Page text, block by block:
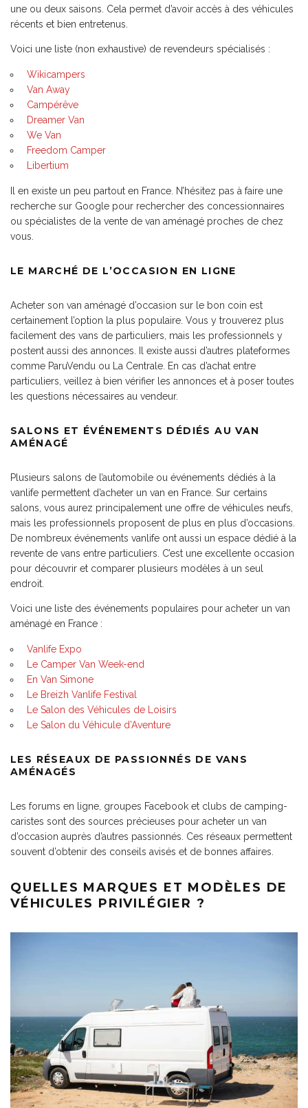
une ou deux saisons. Cela permet d’avoir accès à des véhicules
récents et bien entretenus.
Voici une liste (non exhaustive) de revendeurs spécialisés :
Wikicampers
Van Away
Campérêve
Dreamer Van
We Van
Freedom Camper
Libertium
Il en existe un peu partout en France. N’hésitez pas à faire une
recherche sur Google pour rechercher des concessionnaires
ou spécialistes de la vente de van aménagé proches de chez
vous.
LE MARCHÉ DE L’OCCASION EN LIGNE
Acheter son van aménagé d’occasion sur le bon coin est
certainement l’option la plus populaire. Vous y trouverez plus
facilement des vans de particuliers, mais les professionnels y
postent aussi des annonces. Il existe aussi d’autres plateformes
comme ParuVendu ou La Centrale. En cas d’achat entre
particuliers, veillez à bien vérifier les annonces et à poser toutes
les questions nécessaires au vendeur.
SALONS ET ÉVÉNEMENTS DÉDIÉS AU VAN
AMÉNAGÉ
Plusieurs salons de l’automobile ou événements dédiés à la
vanlife permettent d’acheter un van en France. Sur certains
salons, vous aurez principalement une offre de véhicules neufs,
mais les professionnels proposent de plus en plus d’occasions.
De nombreux événements vanlife ont aussi un espace dédié à la
revente de vans entre particuliers. C’est une excellente occasion
pour découvrir et comparer plusieurs modèles à un seul
endroit.
Voici une liste des événements populaires pour acheter un van
aménagé en France :
Vanlife Expo
Le Camper Van Week-end
En Van Simone
Le Breizh Vanlife Festival
Le Salon des Véhicules de Loisirs
Le Salon du Véhicule d’Aventure
LES RÉSEAUX DE PASSIONNÉS DE VANS
AMÉNAGÉS
Les forums en ligne, groupes Facebook et clubs de camping-
caristes sont des sources précieuses pour acheter un van
d’occasion auprès d’autres passionnés. Ces réseaux permettent
souvent d’obtenir des conseils avisés et de bonnes affaires.
QUELLES MARQUES ET MODÈLES DE
VÉHICULES PRIVILÉGIER ?